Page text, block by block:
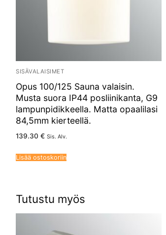
SISÄVALAISIMET
Opus 100/125 Sauna valaisin.
Musta suora IP44 posliinikanta, G9
lampunpidikkeella. Matta opaalilasi
84,5mm kierteellä.
139.30 € Sis. Alv.
Lisää ostoskoriin
Tutustu myös